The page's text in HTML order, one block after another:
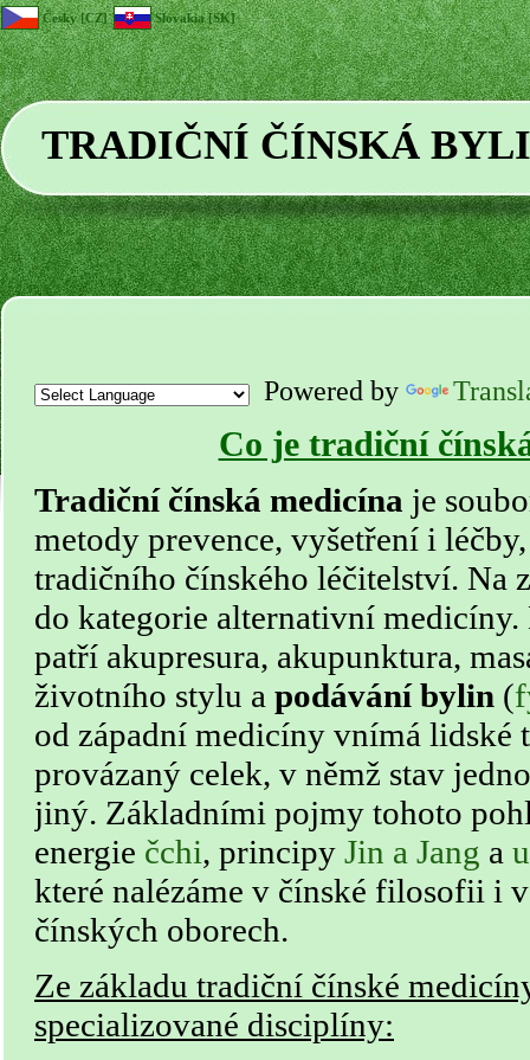
TRADIČNÍ ČÍNSKÁ
Česky [CZ] Slovakia [SK]
Powered by
Co je tradiční
Tradiční čínská medicína je
metody prevence, vyšetření i
tradičního čínského léčitelství. Na
do kategorie alternativní
patří akupresura, akupunktura,
životního stylu a podávání bylin (
od západní medicíny vnímá lidské
provázaný celek, v němž stav
jiný. Základními pojmy tohoto
energie čchi, principy Jin a Jang a
které nalézáme v čínské filosofii i
čínských oborech.
Ze základu tradiční čínské
specializované disciplíny: